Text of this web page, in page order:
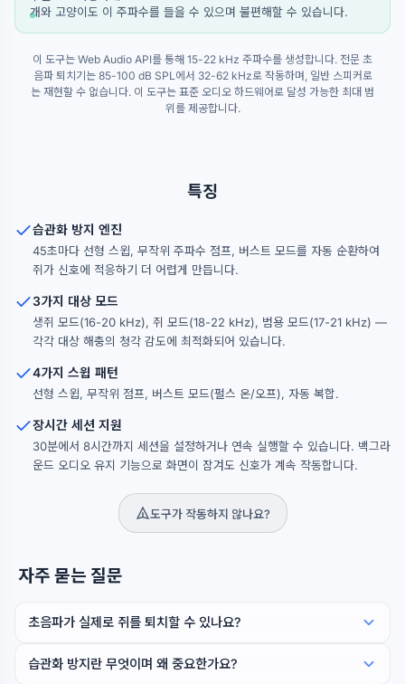
개와 고양이도 이 주파수를 들을 수 있으며 불편해할 수 있습니다.
이 도구는 Web Audio API를 통해 15-22 kHz 주파수를 생성합니다. 전문 초
음파 퇴치기는 85-100 dB SPL에서 32-62 kHz로 작동하며, 일반 스피커로
는 재현할 수 없습니다. 이 도구는 표준 오디오 하드웨어로 달성 가능한 최대 범
위를 제공합니다.
특징
습관화 방지 엔진
45초마다 선형 스윕, 무작위 주파수 점프, 버스트 모드를 자동 순환하여
쥐가 신호에 적응하기 더 어렵게 만듭니다.
3가지 대상 모드
생쥐 모드(16-20 kHz), 쥐 모드(18-22 kHz), 범용 모드(17-21 kHz) —
각각 대상 해충의 청각 감도에 최적화되어 있습니다.
4가지 스윕 패턴
선형 스윕, 무작위 점프, 버스트 모드(펄스 온/오프), 자동 복합.
장시간 세션 지원
30분에서 8시간까지 세션을 설정하거나 연속 실행할 수 있습니다. 백그라
운드 오디오 유지 기능으로 화면이 잠겨도 신호가 계속 작동합니다.
도구가 작동하지 않나요?
자주 묻는 질문
초음파가 실제로 쥐를 퇴치할 수 있나요?
습관화 방지란 무엇이며 왜 중요한가요?